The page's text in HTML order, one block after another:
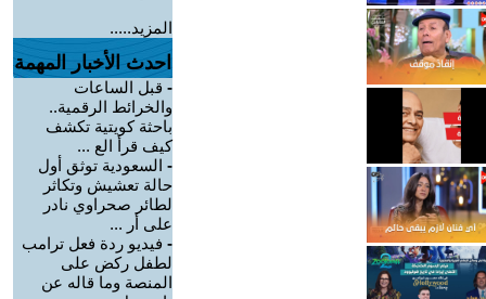
المزيد.....
احدث الأخبار المهمة
- قبل الساعات
والخرائط الرقمية..
باحثة كويتية تكشف
كيف قرأ الع ...
- السعودية توثق أول
حالة تعشيش وتكاثر
لطائر صحراوي نادر
على أر ...
- فيديو ردة فعل ترامب
لطفل ركض على
المنصة وما قاله عن